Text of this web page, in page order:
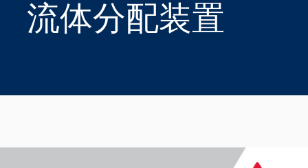
干气密封
密封辅助系统
流体分配装置